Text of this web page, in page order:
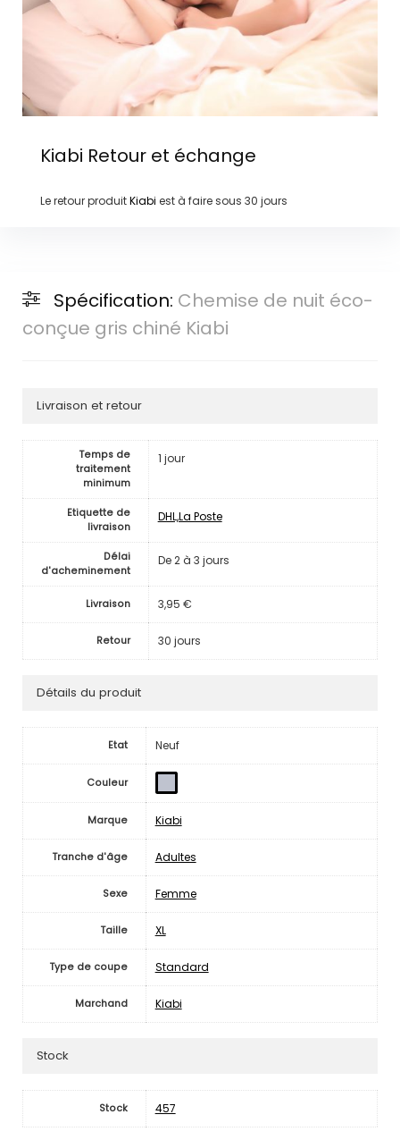
Kiabi Retour et échange
Le retour produitKiabi est à faire sous 30 jours
Spécification: Chemise de nuit éco-
conçue gris chiné Kiabi
Livraison et retour
Temps de
traitement
minimum
1 jour
Etiquette de
livraison
DHL,La Poste
Délai
d'acheminement
De 2 à 3 jours
Livraison 3,95 €
Retour 30 jours
Détails du produit
Etat Neuf
Couleur
Marque Kiabi
Tranche d'âge Adultes
Sexe Femme
Taille XL
Type de coupe Standard
Marchand Kiabi
Stock
Stock 457